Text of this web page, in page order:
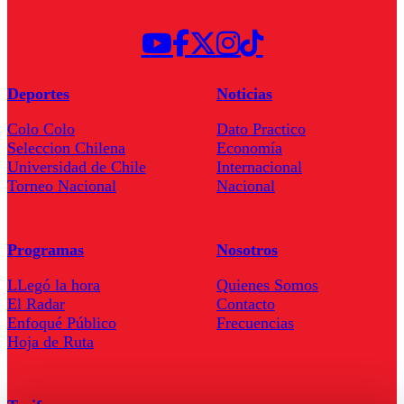
Deportes
Colo Colo
Seleccion Chilena
Universidad de Chile
Torneo Nacional
Noticias
Dato Practico
Economía
Internacional
Nacional
Programas
LLegó la hora
El Radar
Enfoqué Público
Hoja de Ruta
Nosotros
Quienes Somos
Contacto
Frecuencias